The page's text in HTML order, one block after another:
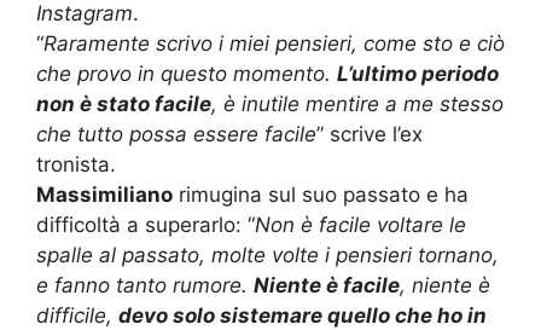
Instagram.
“Raramente scrivo i miei pensieri, come sto e ciò
che provo in questo momento. L’ultimo periodo
non è stato facile, è inutile mentire a me stesso
che tutto possa essere facile” scrive l’ex
tronista.
Massimiliano rimugina sul suo passato e ha
difficoltà a superarlo: “Non è facile voltare le
spalle al passato, molte volte i pensieri tornano,
e fanno tanto rumore. Niente è facile, niente è
difficile, devo solo sistemare quello che ho in